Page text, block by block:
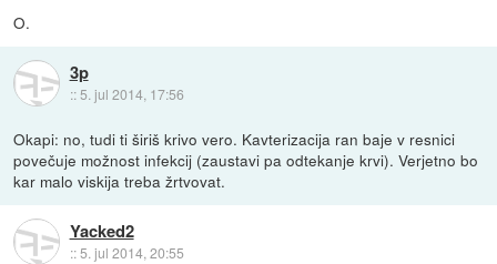
O.
3p
:: 5. jul 2014, 17:56
Okapi: no, tudi ti širiš krivo vero. Kavterizacija ran baje v resnici
povečuje možnost infekcij (zaustavi pa odtekanje krvi). Verjetno bo
kar malo viskija treba žrtvovat.
Yacked2
::5. jul 2014, 20:55